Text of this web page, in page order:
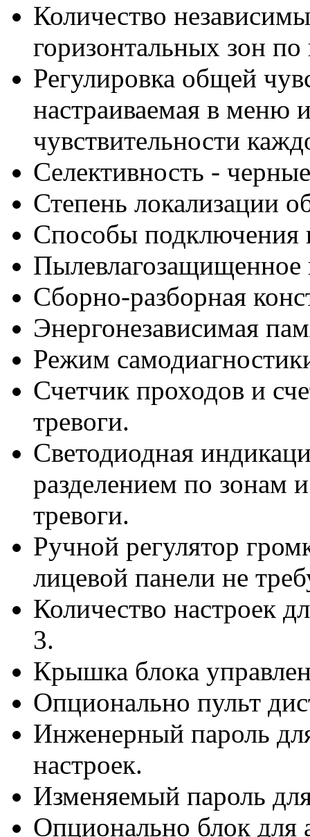
Количество
горизонтальных зон по
Регулировка общей
настраиваемая в меню
чувствительности
Селективность -
Степень локализации
Способы подключения
Пылевлагозащищенное
Сборно-разборная
Энергонезависимая
Режим
Счетчик проходов и
тревоги.
Светодиодная
разделением по зонам
тревоги.
Ручной регулятор
лицевой панели не
Количество настроек
3.
Крышка блока
Опционально пульт
Инженерный пароль
настроек.
Изменяемый пароль
Опционально блок для